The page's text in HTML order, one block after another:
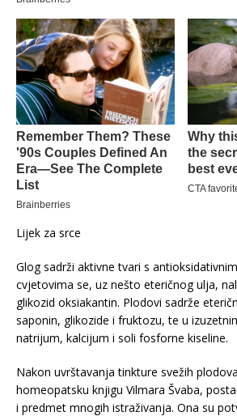
Lijek za srce
Glog sadrži aktivne tvari s
cvjetovima se, uz nešto eteričnog ulja,
glikozid oksiakantin. Plodovi sadrže
saponin, glikozide i fruktozu, te u
natrijum, kalcijum i soli fosforne kiseline.
Nakon uvrštavanja tinkture svežih
homeopatsku knjigu Vilmara Švaba,
i predmet mnogih istraživanja. Ona su